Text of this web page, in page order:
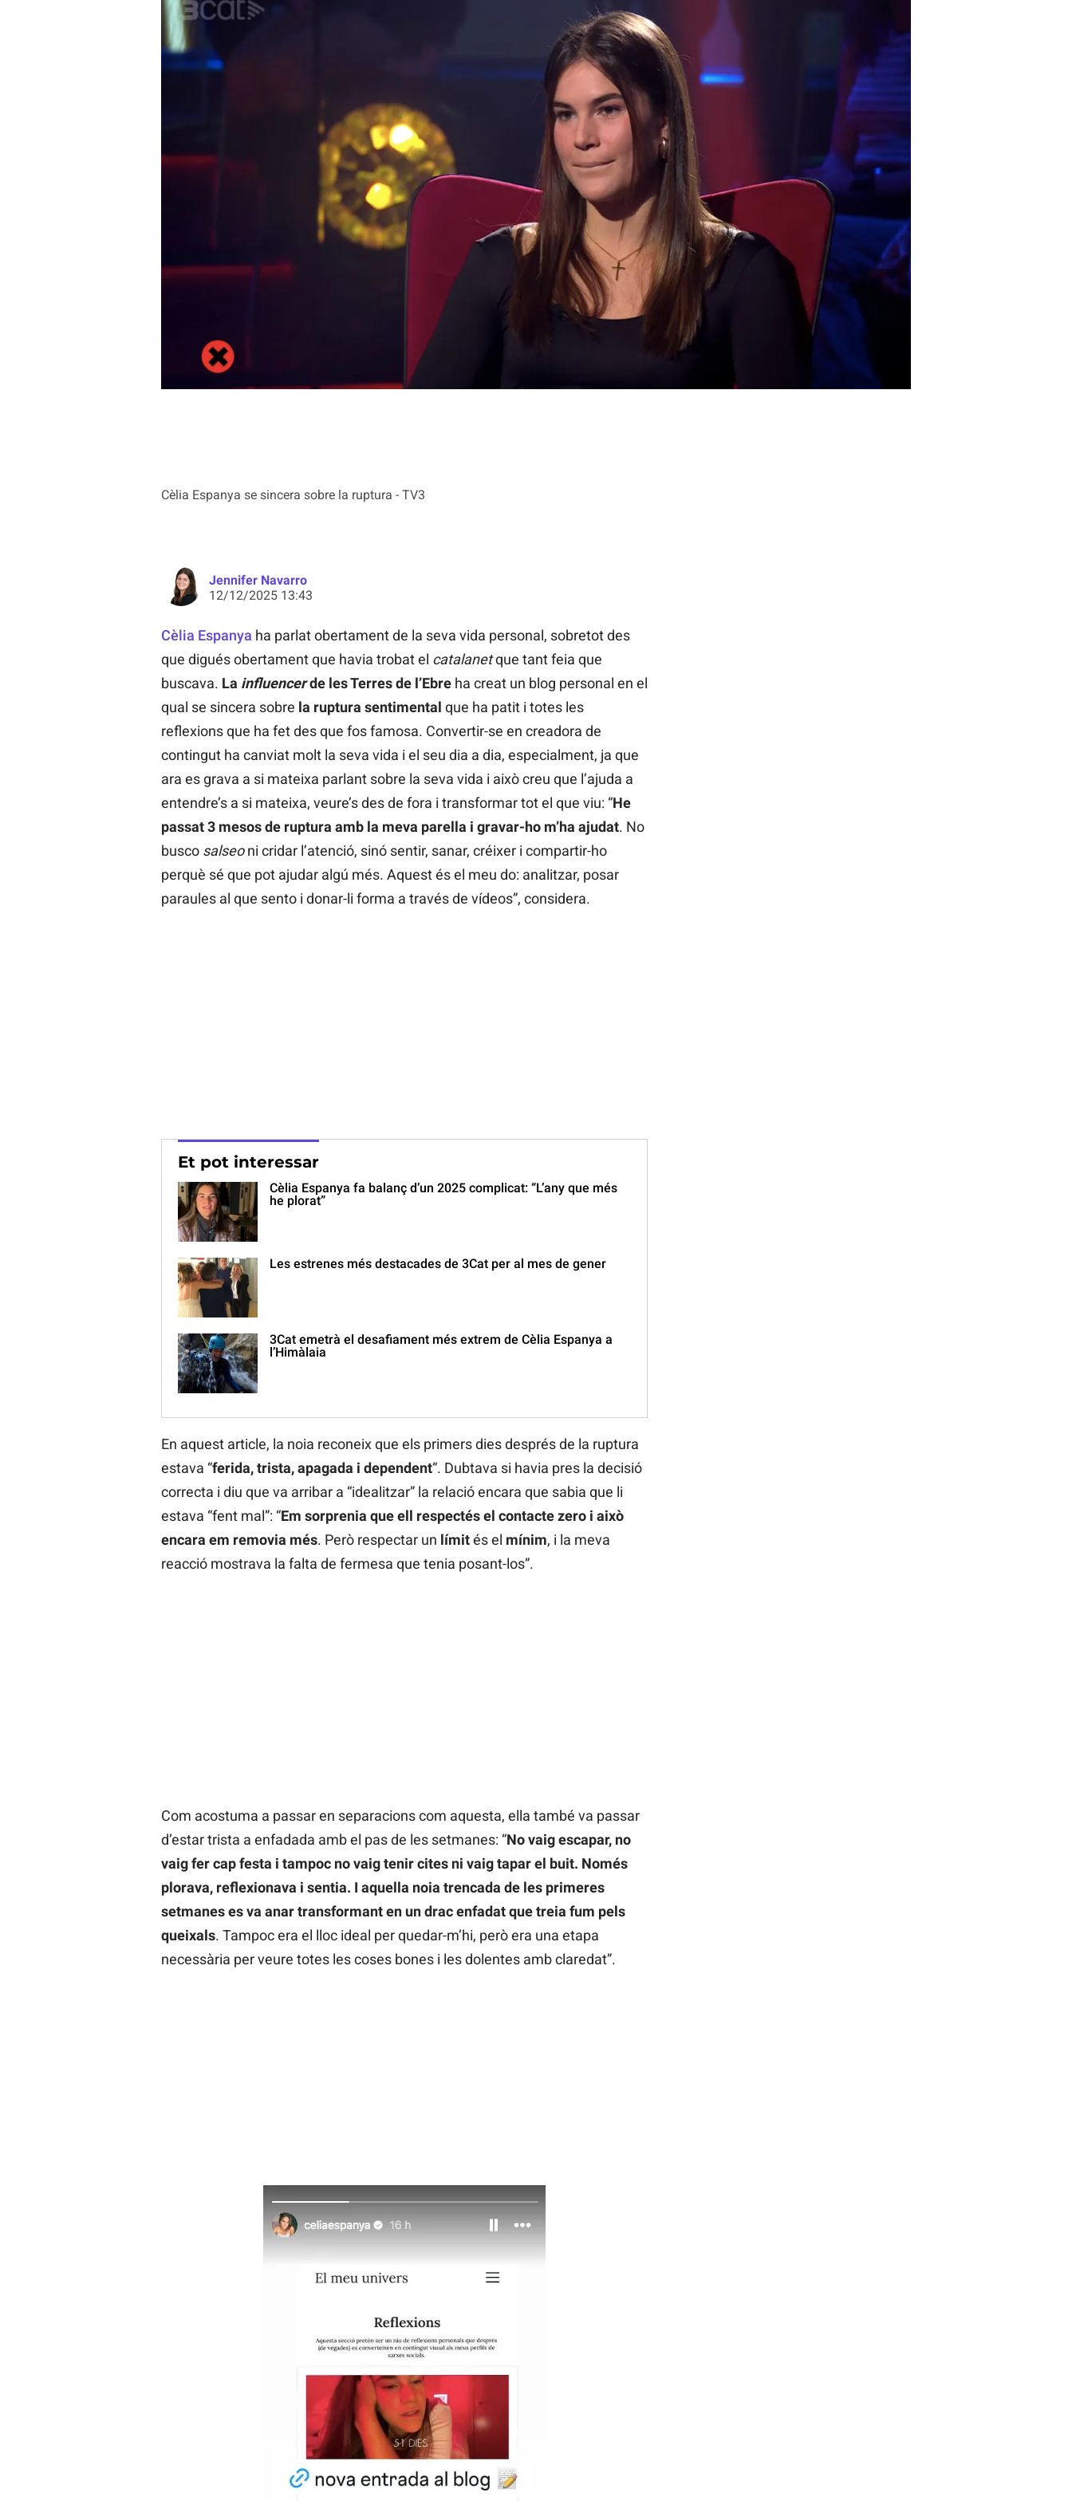
Cèlia Espanya se sincera sobre la ruptura - TV3
Jennifer Navarro
12/12/2025 13:43
Cèlia Espanya ha parlat obertament de la seva vida personal, sobretot des
que digués obertament que havia trobat el catalanetque tant feia que
buscava. La influencerde les Terres de l’Ebre ha creat un blog personal en el
qual se sincera sobre la ruptura sentimental que ha patit i totes les
reflexions que ha fet des que fos famosa. Convertir-se en creadora de
contingut ha canviat molt la seva vida i el seu dia a dia, especialment, ja que
ara es grava a si mateixa parlant sobre la seva vida i això creu que l’ajuda a
entendre’s a si mateixa, veure’s des de fora i transformar tot el que viu: “He
passat 3 mesos de ruptura amb la meva parella i gravar-ho m’ha ajudat. No
busco salseoni cridar l’atenció, sinó sentir, sanar, créixer i compartir-ho
perquè sé que pot ajudar algú més. Aquest és el meu do: analitzar, posar
paraules al que sento i donar-li forma a través de vídeos”, considera.
Et pot interessar
Cèlia Espanya fa balanç d’un 2025 complicat: “L’any que més
he plorat”
Les estrenes més destacades de 3Cat per al mes de gener
3Cat emetrà el desafiament més extrem de Cèlia Espanya a
l’Himàlaia
En aquest article, la noia reconeix que els primers dies després de la ruptura
estava “ferida, trista, apagada i dependent“. Dubtava si havia pres la decisió
correcta i diu que va arribar a “idealitzar” la relació encara que sabia que li
estava “fent mal”: “Em sorprenia que ell respectés el contacte zero i això
encara em removia més. Però respectar un límités el mínim, i la meva
reacció mostrava la falta de fermesa que tenia posant-los”.
Com acostuma a passar en separacions com aquesta, ella també va passar
d’estar trista a enfadada amb el pas de les setmanes: “No vaig escapar, no
vaig fer cap festa i tampoc no vaig tenir cites ni vaig tapar el buit. Només
plorava, reflexionava i sentia. I aquella noia trencada de les primeres
setmanes es va anar transformant en un drac enfadat que treia fum pels
queixals. Tampoc era el lloc ideal per quedar-m’hi, però era una etapa
necessària per veure totes les coses bones i les dolentes amb claredat”.